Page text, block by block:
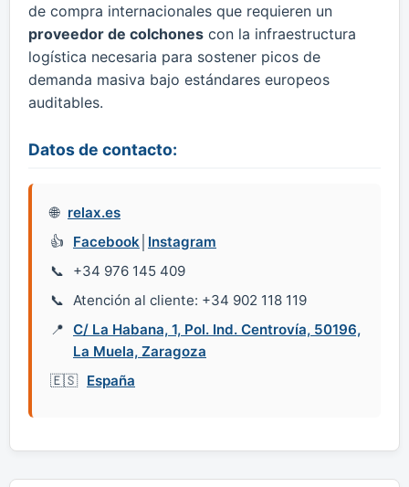
de compra internacionales que requieren un
proveedor de colchones con la infraestructura
logística necesaria para sostener picos de
demanda masiva bajo estándares europeos
auditables.
Datos de contacto:
relax.es
Facebook Instagram
+34 976 145 409
Atención al cliente: +34 902 118 119
C/ La Habana, 1, Pol. Ind. Centrovía, 50196,
La Muela, Zaragoza
España